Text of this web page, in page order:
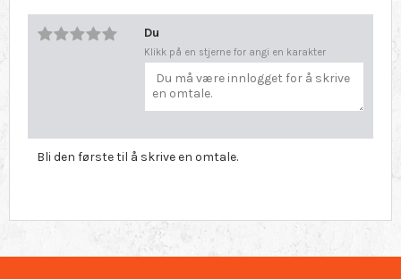
Du
Klikk på en stjerne for angi en karakter
Bli den første til å skrive en omtale.